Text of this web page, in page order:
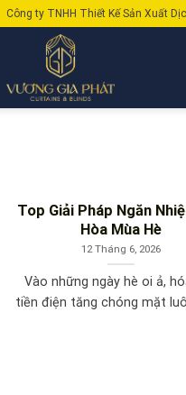
Công ty TNHH Thiết Kế Sản Xuất
Top Giải Pháp Ngăn
Hòa Mùa Hè
12 Tháng 6, 2026
Vào những ngày hè oi ả,
tiền điện tăng chóng mặt